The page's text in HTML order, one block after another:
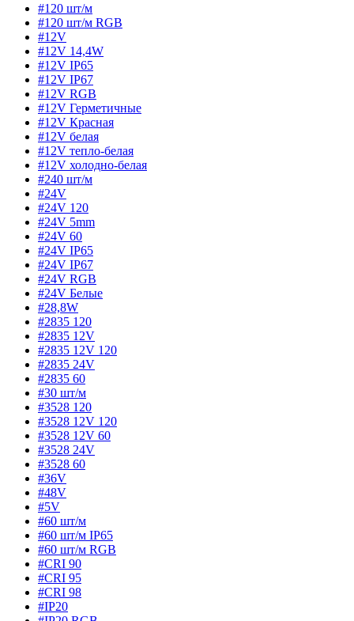
#120 шт/м
#120 шт/м RGB
#12V
#12V 14,4W
#12V IP65
#12V IP67
#12V RGB
#12V Герметичные
#12V Красная
#12V белая
#12V тепло-белая
#12V холодно-белая
#240 шт/м
#24V
#24V 120
#24V 5mm
#24V 60
#24V IP65
#24V IP67
#24V RGB
#24V Белые
#28,8W
#2835 120
#2835 12V
#2835 12V 120
#2835 24V
#2835 60
#30 шт/м
#3528 120
#3528 12V 120
#3528 12V 60
#3528 24V
#3528 60
#36V
#48V
#5V
#60 шт/м
#60 шт/м IP65
#60 шт/м RGB
#CRI 90
#CRI 95
#CRI 98
#IP20